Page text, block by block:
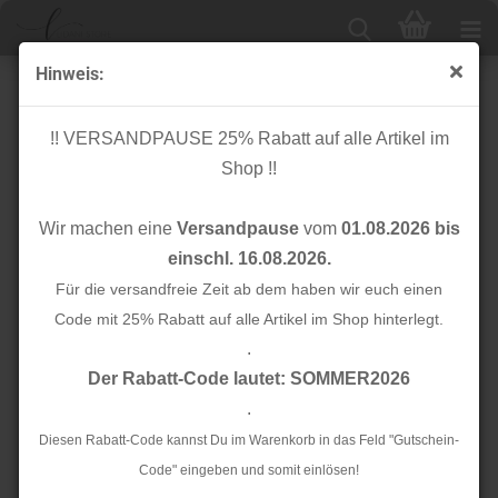
Hinweis:
!! VERSANDPAUSE 25% Rabatt auf alle Artikel im
Shop !!
Wir machen eine Versandpausevom 01.08.2026 bis
einschl. 16.08.2026.
Für die versandfreie Zeit ab dem haben wir euch einen
Code mit 25% Rabatt auf alle Artikel im Shop hinterlegt.
.
Der Rabatt-Code lautet: SOMMER2026
.
Diesen Rabatt-Code kannst Du im Warenkorb in das Feld "Gutschein-
Code" eingeben und somit einlösen!
Cuff me - Bio Bündchen - Skinny Col. 20 - Bloom -
Hamburger Liebe